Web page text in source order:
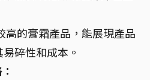
高的膏霜產品，能展現產品
碎性和成本。